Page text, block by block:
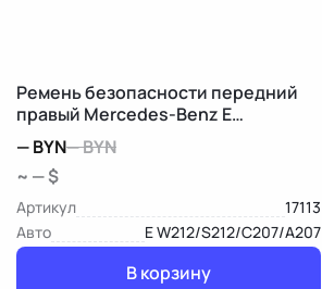
Ремень безопасности передний
правый Mercedes-Benz E
W212/S212/C207/A207
—BYN—BYN
~ — $
Артикул
17113
Авто
E W212/S212/C207/A207
В корзину